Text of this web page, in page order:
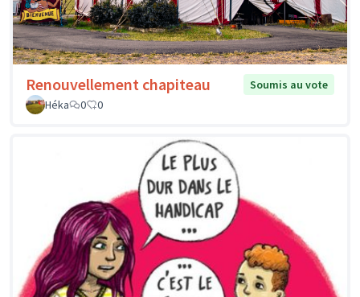
Renouvellement chapiteau
Soumis au vote
Héka
0 0